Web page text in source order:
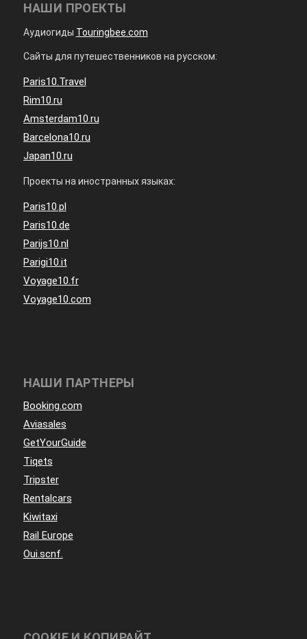
НАШИ ПРОЕКТЫ
Аудиогиды Touringbee.com
Сайты для путешественников на русском:
Paris10.Travel
Rim10.ru
Amsterdam10.ru
Barcelona10.ru
Japan10.ru
Проекты на иностранных языках:
Paris10.pl
Paris10.de
Parijs10.nl
Parigi10.it
Voyage10.fr
Voyage10.com
НАШИ ПАРТНЕРЫ
Booking.com
Aviasales
GetYourGuide
Tiqets
Tripster
Rentalcars
Kiwitaxi
Rail Europe
Oui.scnf.